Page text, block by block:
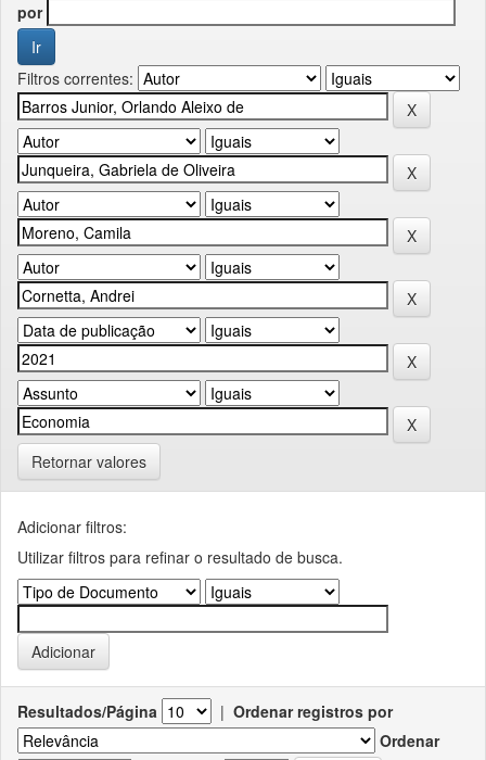
por
Filtros correntes:
Retornar valores
Adicionar filtros:
Utilizar filtros para refinar o resultado de busca.
Resultados/Página | Ordenar registros por
Ordenar